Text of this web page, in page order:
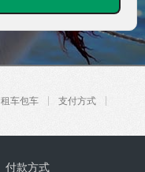
租车包车
支付方式
付款方式